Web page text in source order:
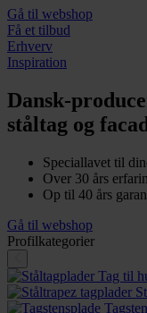
Gå til webshop
Få et tilbud
Erhverv
Inspiration
Dansk-
ståltag og
Speciallavet til
Over 30 års
Op til 40 års
Gå til webshop
Profilkategorier
Tag til